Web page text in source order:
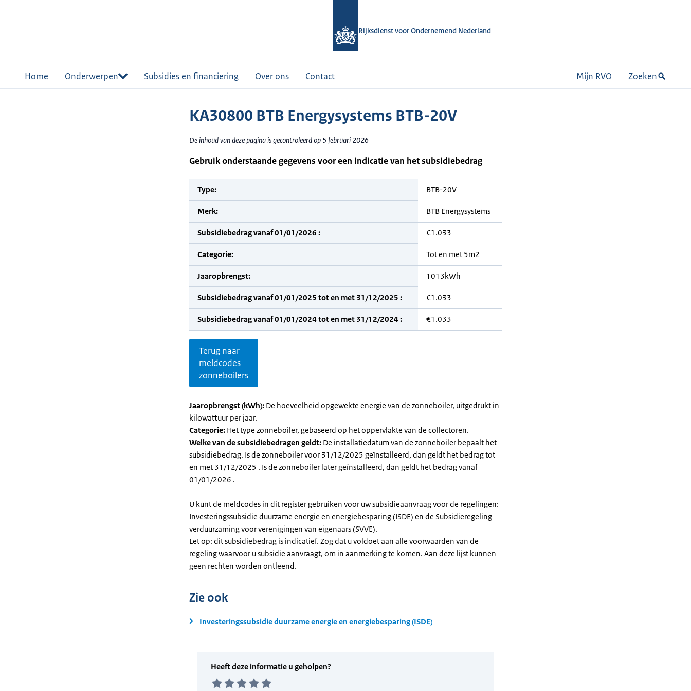
Rijksdienst voor Ondernemend Nederland
Home Onderwerpen Subsidies en financiering Over ons Contact Mijn RVO Zoeken
KA30800 BTB Energysystems BTB-20V
De inhoud van deze pagina is gecontroleerd op 5 februari 2026
Gebruik onderstaande gegevens voor een indicatie van het subsidiebedrag
Type: BTB-20V
Merk: BTB Energysystems
Subsidiebedrag vanaf 01/01/2026 : €1.033
Categorie: Tot en met 5m2
Jaaropbrengst: 1013kWh
Subsidiebedrag vanaf 01/01/2025 tot en met 31/12/2025 : €1.033
Subsidiebedrag vanaf 01/01/2024 tot en met 31/12/2024 : €1.033
Terug naar
meldcodes
zonneboilers
Jaaropbrengst (kWh): De hoeveelheid opgewekte energie van de zonneboiler, uitgedrukt in
kilowattuur per jaar.
Categorie: Het type zonneboiler, gebaseerd op het oppervlakte van de collectoren.
Welke van de subsidiebedragen geldt: De installatiedatum van de zonneboiler bepaalt het
subsidiebedrag. Is de zonneboiler voor 31/12/2025 geïnstalleerd, dan geldt het bedrag tot
en met 31/12/2025 . Is de zonneboiler later geïnstalleerd, dan geldt het bedrag vanaf
01/01/2026 .
U kunt de meldcodes in dit register gebruiken voor uw subsidieaanvraag voor de regelingen:
Investeringssubsidie duurzame energie en energiebesparing (ISDE) en de Subsidieregeling
verduurzaming voor verenigingen van eigenaars (SVVE).
Let op: dit subsidiebedrag is indicatief. Zog dat u voldoet aan alle voorwaarden van de
regeling waarvoor u subsidie aanvraagt, om in aanmerking te komen. Aan deze lijst kunnen
geen rechten worden ontleend.
Zie ook
Investeringssubsidie duurzame energie en energiebesparing (ISDE)